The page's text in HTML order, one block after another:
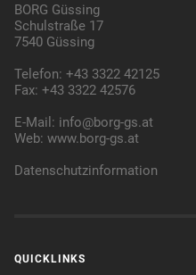
BORG Güssing
Schulstraße 17
7540 Güssing
Telefon: +43 3322 42125
Fax: +43 3322 42576
E-Mail: info@borg-gs.at
Web:www.borg-gs.at
Datenschutzinformation
QUICKLINKS